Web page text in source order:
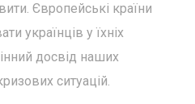
Європейські країни
українців у їхніх
досвід наших
ситуацій.